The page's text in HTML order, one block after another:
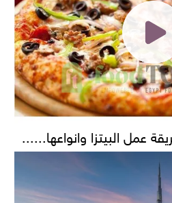
عمل البيتزا وانواعها......